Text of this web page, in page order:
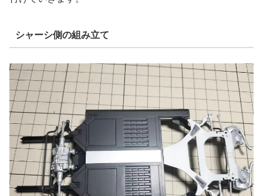
シャーシ側の組み立て